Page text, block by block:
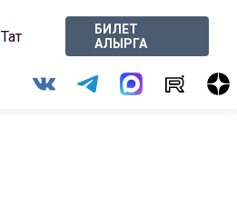
Тат
БИЛЕТ
АЛЫРГА